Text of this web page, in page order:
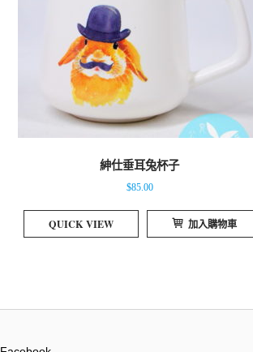
紳仕垂耳兔杯子
$85.00
QUICK VIEW 加入購物車